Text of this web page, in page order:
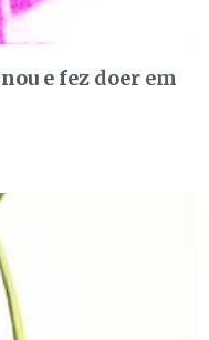
e fez doer em